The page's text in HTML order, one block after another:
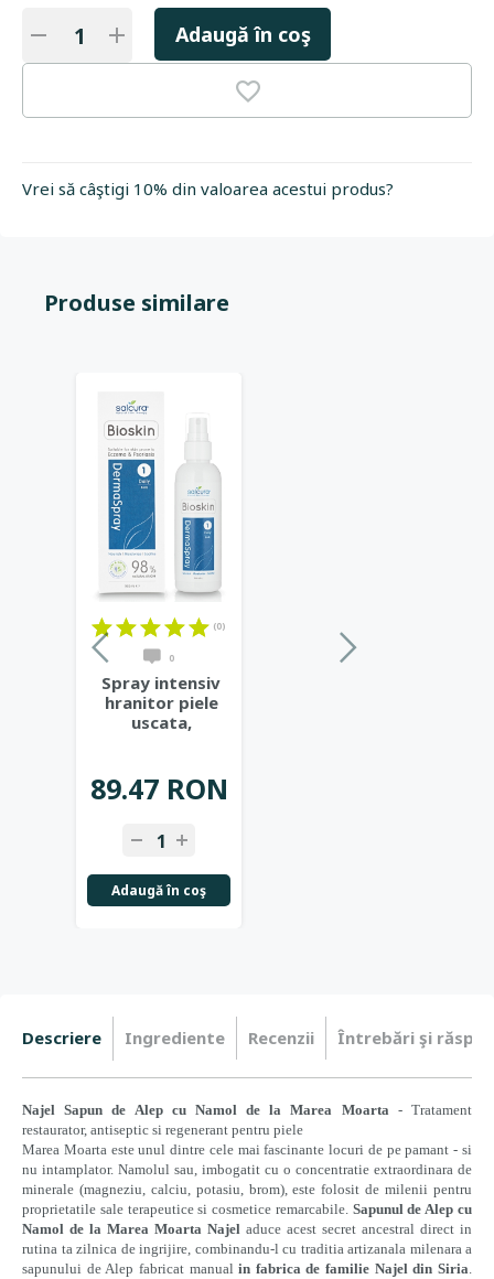
Adaugă în coş
Vrei să câştigi 10% din valoarea acestui produs?
Produse similare
(0)
0
Spray intensiv
hranitor piele
uscata,
89.47 RON
Adaugă în coş
Descriere Ingrediente Recenzii Întrebări şi
Najel Sapun de Alep cu Namol de la Marea Moarta- Tratament
restaurator, antiseptic si regenerant pentru piele
Marea Moarta este unul dintre cele mai fascinante locuri de pe pamant - si
nu intamplator. Namolul sau, imbogatit cu o concentratie extraordinara de
minerale (magneziu, calciu, potasiu, brom), este folosit de milenii pentru
proprietatile sale terapeutice si cosmetice remarcabile. Sapunul de Alep cu
Namol de la Marea Moarta Najel aduce acest secret ancestral direct in
rutina ta zilnica de ingrijire, combinandu-l cu traditia artizanala milenara a
sapunului de Alep fabricat manualin fabrica de familie Najel din Siria.